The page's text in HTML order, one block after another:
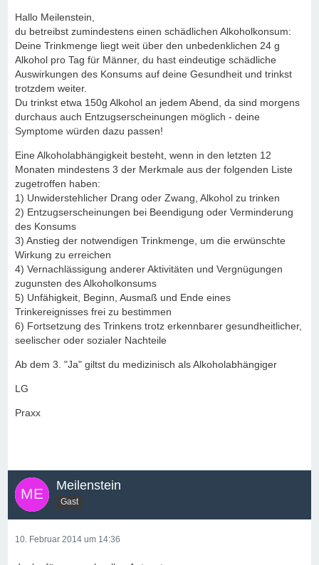
Hallo Meilenstein,
du betreibst zumindestens einen schädlichen Alkoholkonsum:
Deine Trinkmenge liegt weit über den unbedenklichen 24 g
Alkohol pro Tag für Männer, du hast eindeutige schädliche
Auswirkungen des Konsums auf deine Gesundheit und trinkst
trotzdem weiter.
Du trinkst etwa 150g Alkohol an jedem Abend, da sind morgens
durchaus auch Entzugserscheinungen möglich - deine
Symptome würden dazu passen!
Eine Alkoholabhängigkeit besteht, wenn in den letzten 12
Monaten mindestens 3 der Merkmale aus der folgenden Liste
zugetroffen haben:
1) Unwiderstehlicher Drang oder Zwang, Alkohol zu trinken
2) Entzugserscheinungen bei Beendigung oder Verminderung
des Konsums
3) Anstieg der notwendigen Trinkmenge, um die erwünschte
Wirkung zu erreichen
4) Vernachlässigung anderer Aktivitäten und Vergnügungen
zugunsten des Alkoholkonsums
5) Unfähigkeit, Beginn, Ausmaß und Ende eines
Trinkereignisses frei zu bestimmen
6) Fortsetzung des Trinkens trotz erkennbarer gesundheitlicher,
seelischer oder sozialer Nachteile
Ab dem 3. "Ja" giltst du medizinisch als Alkoholabhängiger
LG
Praxx
Meilenstein
Gast
10. Februar 2014 um 14:36